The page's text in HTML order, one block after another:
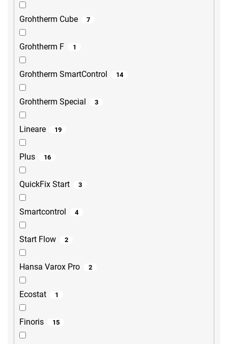
Grohtherm Cube 7
Grohtherm F 1
Grohtherm SmartControl 14
Grohtherm Special 3
Lineare 19
Plus 16
QuickFix Start 3
Smartcontrol 4
Start Flow 2
Hansa Varox Pro 2
Ecostat 1
Finoris 15